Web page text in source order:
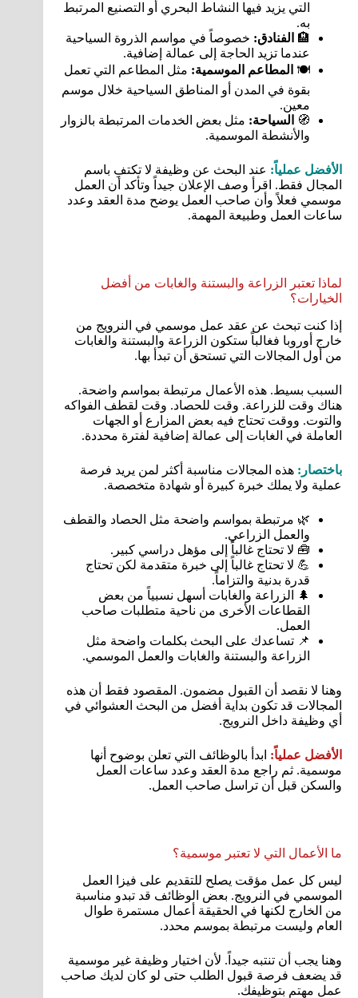
التي يزيد فيها النشاط البحري أو التصنيع المرتبط
به.
🏨 الفنادق: خصوصاً في مواسم الذروة السياحية
عندما تزيد الحاجة إلى عمالة إضافية.
🍽️ المطاعم الموسمية: مثل المطاعم التي تعمل
بقوة في المدن أو المناطق السياحية خلال موسم
معين.
🧭
السياحة: مثل بعض الخدمات المرتبطة بالزوار
والأنشطة الموسمية.
الأفضل عملياً: عند البحث عن وظيفة لا تكتفِ باسم
المجال فقط. اقرأ وصف الإعلان جيداً وتأكد أن العمل
موسمي فعلاً وأن صاحب العمل يوضح مدة العقد وعدد
ساعات العمل وطبيعة المهمة.
لماذا تعتبر الزراعة والبستنة والغابات من أفضل
الخيارات؟
إذا كنت تبحث عن عقد عمل موسمي في النرويج من
خارج أوروبا فغالباً ستكون الزراعة والبستنة والغابات
من أول المجالات التي تستحق أن تبدأ بها.
السبب بسيط. هذه الأعمال مرتبطة بمواسم واضحة.
هناك وقت للزراعة. وقت للحصاد. وقت لقطف الفواكه
والتوت. ووقت تحتاج فيه بعض المزارع أو الجهات
العاملة في الغابات إلى عمالة إضافية لفترة محددة.
باختصار: هذه المجالات مناسبة أكثر لمن يريد فرصة
عملية ولا يملك خبرة كبيرة أو شهادة متخصصة.
🌿 مرتبطة بمواسم واضحة مثل الحصاد والقطف
والعمل الزراعي.
🧰 لا تحتاج غالباً إلى مؤهل دراسي كبير.
💪 لا تحتاج غالباً إلى خبرة متقدمة لكن تحتاج
قدرة بدنية والتزاماً.
🌲 الزراعة والغابات أسهل نسبياً من بعض
القطاعات الأخرى من ناحية متطلبات صاحب
العمل.
📌 تساعدك على البحث بكلمات واضحة مثل
الزراعة والبستنة والغابات والعمل الموسمي.
وهنا لا نقصد أن القبول مضمون. المقصود فقط أن هذه
المجالات قد تكون بداية أفضل من البحث العشوائي في
أي وظيفة داخل النرويج.
الأفضل عملياً: ابدأ بالوظائف التي تعلن بوضوح أنها
موسمية. ثم راجع مدة العقد وعدد ساعات العمل
والسكن قبل أن تراسل صاحب العمل.
ما الأعمال التي لا تعتبر موسمية؟
ليس كل عمل مؤقت يصلح للتقديم على فيزا العمل
الموسمي في النرويج. بعض الوظائف قد تبدو مناسبة
من الخارج لكنها في الحقيقة أعمال مستمرة طوال
العام وليست مرتبطة بموسم محدد.
وهنا يجب أن تنتبه جيداً. لأن اختيار وظيفة غير موسمية
قد يضعف فرصة قبول الطلب حتى لو كان لديك صاحب
عمل مهتم بتوظيفك.